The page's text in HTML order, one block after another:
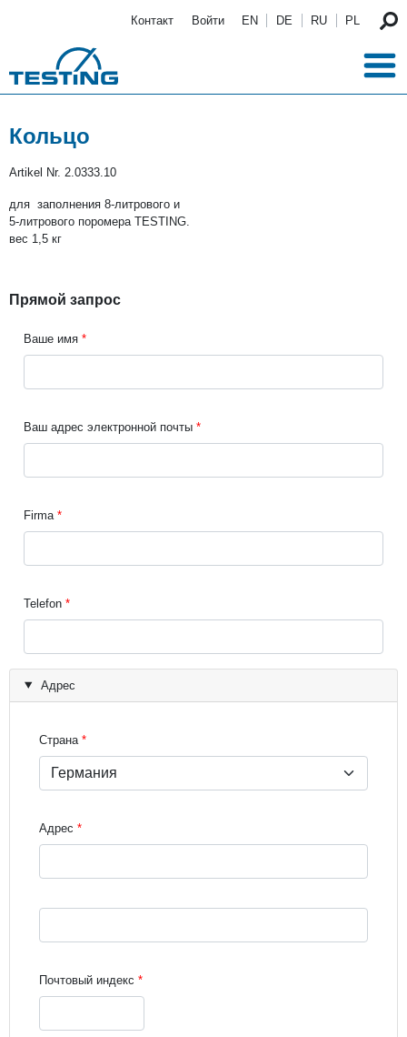
Контакт Войти EN DE RU PL
Кольцо
Artikel Nr. 2.0333.10
для заполнения 8-литрового и
5-литрового поромера TESTING.
вес 1,5 кг
Прямой запрос
Ваше имя
Ваш адрес электронной почты
Firma
Telefon
Адрес
Страна
Адрес
Street address line 3
Почтовый индекс